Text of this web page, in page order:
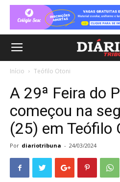
Início Teófilo Otoni
A 29ª Feira do
começou na
(25) em Teófilo
Por diariotribuna - 24/03/2024